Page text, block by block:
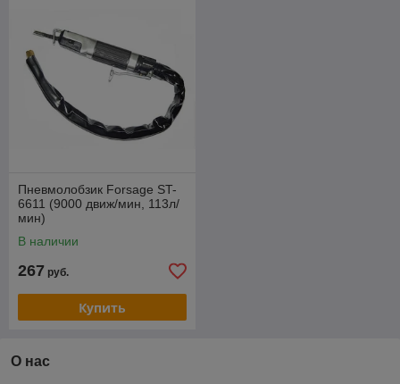
Пневмолобзик Forsage ST-
6611 (9000 движ/мин, 113л/
мин)
В наличии
267 руб.
Купить
О нас